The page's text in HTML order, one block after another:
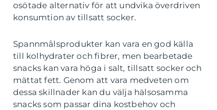
osötade alternativ för att undvika överdriven
konsumtion av tillsatt socker.
Spannmålsprodukter kan vara en god källa
till kolhydrater och fibrer, men bearbetade
snacks kan vara höga i salt, tillsatt socker och
mättat fett. Genom att vara medveten om
dessa skillnader kan du välja hälsosamma
snacks som passar dina kostbehov och